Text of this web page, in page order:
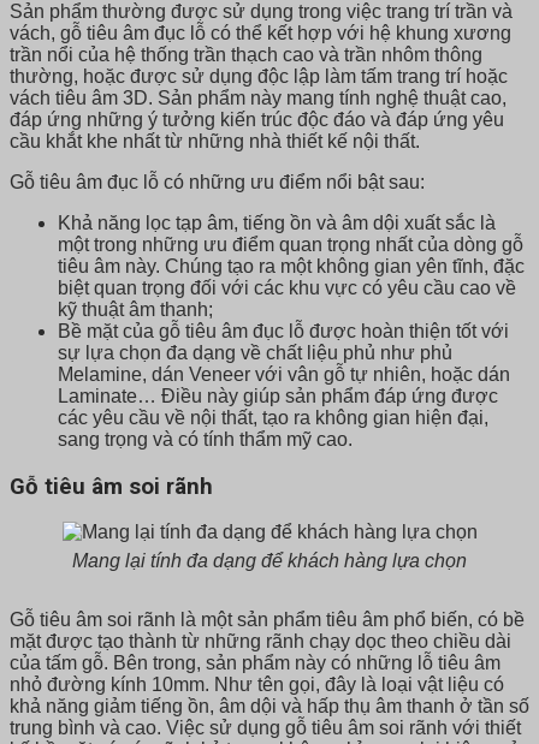
Sản phẩm thường được sử dụng trong việc trang trí trần và
vách, gỗ tiêu âm đục lỗ có thể kết hợp với hệ khung xương
trần nổi của hệ thống trần thạch cao và trần nhôm thông
thường, hoặc được sử dụng độc lập làm tấm trang trí hoặc
vách tiêu âm 3D. Sản phẩm này mang tính nghệ thuật cao,
đáp ứng những ý tưởng kiến trúc độc đáo và đáp ứng yêu
cầu khắt khe nhất từ những nhà thiết kế nội thất.
Gỗ tiêu âm đục lỗ có những ưu điểm nổi bật sau:
Khả năng lọc tạp âm, tiếng ồn và âm dội xuất sắc là
một trong những ưu điểm quan trọng nhất của dòng gỗ
tiêu âm này. Chúng tạo ra một không gian yên tĩnh, đặc
biệt quan trọng đối với các khu vực có yêu cầu cao về
kỹ thuật âm thanh;
Bề mặt của gỗ tiêu âm đục lỗ được hoàn thiện tốt với
sự lựa chọn đa dạng về chất liệu phủ như phủ
Melamine, dán Veneer với vân gỗ tự nhiên, hoặc dán
Laminate… Điều này giúp sản phẩm đáp ứng được
các yêu cầu về nội thất, tạo ra không gian hiện đại,
sang trọng và có tính thẩm mỹ cao.
Gỗ tiêu âm soi rãnh
Mang lại tính đa dạng để khách hàng lựa chọn
Gỗ tiêu âm soi rãnh là một sản phẩm tiêu âm phổ biến, có bề
mặt được tạo thành từ những rãnh chạy dọc theo chiều dài
của tấm gỗ. Bên trong, sản phẩm này có những lỗ tiêu âm
nhỏ đường kính 10mm. Như tên gọi, đây là loại vật liệu có
khả năng giảm tiếng ồn, âm dội và hấp thụ âm thanh ở tần số
trung bình và cao. Việc sử dụng gỗ tiêu âm soi rãnh với thiết